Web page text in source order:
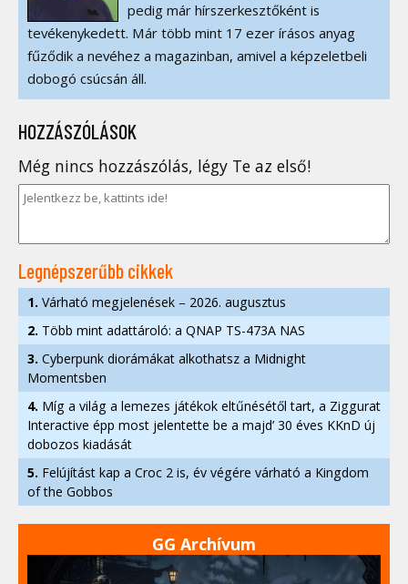
pedig már hírszerkesztőként is
tevékenykedett. Már több mint 17 ezer írásos anyag
fűződik a nevéhez a magazinban, amivel a képzeletbeli
dobogó csúcsán áll.
HOZZÁSZÓLÁSOK
Még nincs hozzászólás, légy Te az első!
Legnépszerűbb cikkek
1. Várható megjelenések – 2026. augusztus
2. Több mint adattároló: a QNAP TS-473A NAS
3. Cyberpunk diorámákat alkothatsz a Midnight
Momentsben
4. Míg a világ a lemezes játékok eltűnésétől tart, a Ziggurat
Interactive épp most jelentette be a majd’ 30 éves KKnD új
dobozos kiadását
5. Felújítást kap a Croc 2 is, év végére várható a Kingdom
of the Gobbos
GG Archívum